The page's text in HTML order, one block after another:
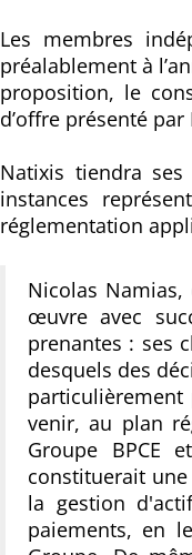
Les membres
préalablement à
proposition, le
d’offre présenté par
Natixis tiendra
instances
réglementation
Nicolas
œuvre avec
prenantes : ses
desquels des
venir, au plan
Groupe BPCE
constituerait
la gestion
paiements, en